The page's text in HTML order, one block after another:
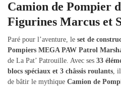
Camion de Pompier
Figurines Marcus et
Paré pour l’aventure, le set de
Pompiers MEGA PAW Patrol
de La Pat’ Patrouille. Avec ses 33
blocs spéciaux et 3 châssis roulants,
de bâtir le mythique Camion de